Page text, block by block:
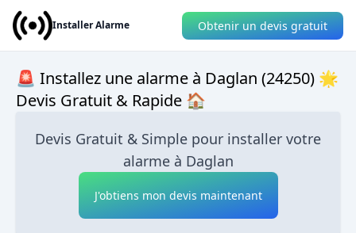
Installer Alarme Obtenir un devis gratuit
🚨 Installez une alarme à Daglan (24250) 🌟
Devis Gratuit & Rapide 🏠
Devis Gratuit & Simple pour installer votre
alarme à Daglan
J'obtiens mon devis maintenant